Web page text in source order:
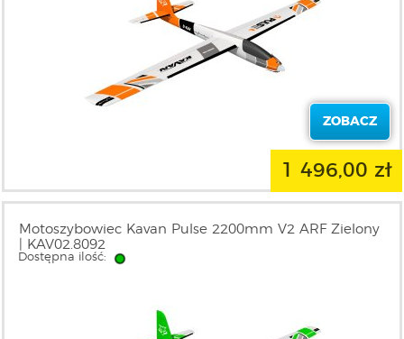
ZOBACZ
1 496,00 zł
Motoszybowiec Kavan Pulse 2200mm V2 ARF Zielony
| KAV02.8092
Dostępna ilość: